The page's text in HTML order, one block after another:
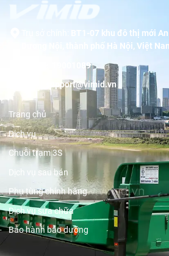
BT1-07 khu đô thị mới
Dương Nội, thành phố Hà Nội, Việt
19001089
support@vimid.vn
Trang chủ
Dịch vụ
Chuỗi trạm 3S
Dịch vụ sau bán
Phụ tùng chính hãng
Dịch vụ sửa chữa
Bảo hành bảo dưỡng